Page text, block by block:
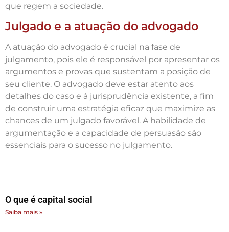
que regem a sociedade.
Julgado e a atuação do advogado
A atuação do advogado é crucial na fase de
julgamento, pois ele é responsável por apresentar os
argumentos e provas que sustentam a posição de
seu cliente. O advogado deve estar atento aos
detalhes do caso e à jurisprudência existente, a fim
de construir uma estratégia eficaz que maximize as
chances de um julgado favorável. A habilidade de
argumentação e a capacidade de persuasão são
essenciais para o sucesso no julgamento.
O que é capital social
Saiba mais »